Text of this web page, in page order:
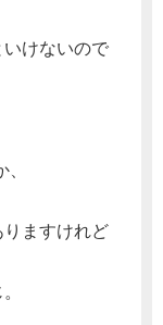
いけないので
ますけれど